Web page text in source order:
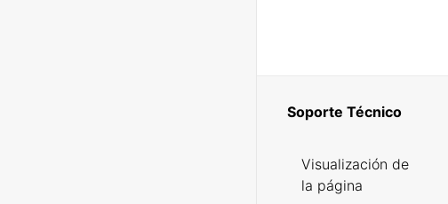
Soporte Técnico
Visualización de
la página